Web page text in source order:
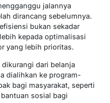
jalannya
dirancang sebelumnya.
bukan sekadar
kepada optimalisasi
yang lebih prioritas.
dari belanja
dialihkan ke program-
bagi masyarakat, seperti
sosial bagi